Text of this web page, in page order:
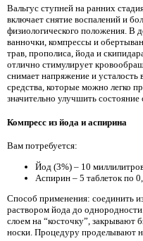
Вальгус ступней на ранних
включает снятие воспалений и
физиологического положения. В
ванночки, компрессы и
трав, прополиса, йода и
отлично стимулирует
снимает напряжение и усталость
средства, которые можно легко
значительно улучшить состояние
Компресс из йода и аспирина
Вам потребуется:
Йод (3%) – 10
Аспирин – 5 таблеток по
Способ применения: соединить
раствором йода до
слоем на “косточку”, закрывают
носки. Процедуру проделывают